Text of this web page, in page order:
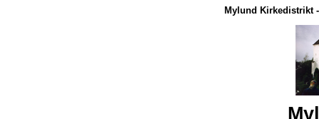
Mylund Kirkedistrikt